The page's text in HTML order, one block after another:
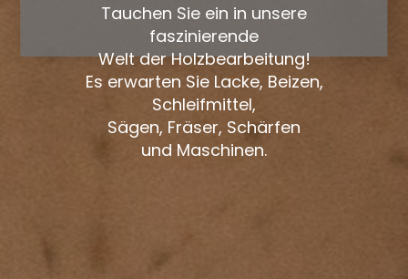
Tauchen Sie ein in unsere
faszinierende
Welt der Holzbearbeitung!
Es erwarten Sie Lacke, Beizen,
Schleifmittel,
Sägen, Fräser, Schärfen
und Maschinen.